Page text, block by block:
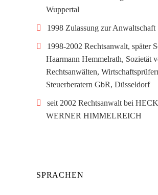
Wuppertal
1998 Zulassung zur Anwaltschaft
1998-2002 Rechtsanwalt, später
Haarmann Hemmelrath, Sozietät
Rechtsanwälten,
Steuerberatern GbR, Düsseldorf
seit 2002 Rechtsanwalt bei
WERNER HIMMELREICH
SPRACHEN